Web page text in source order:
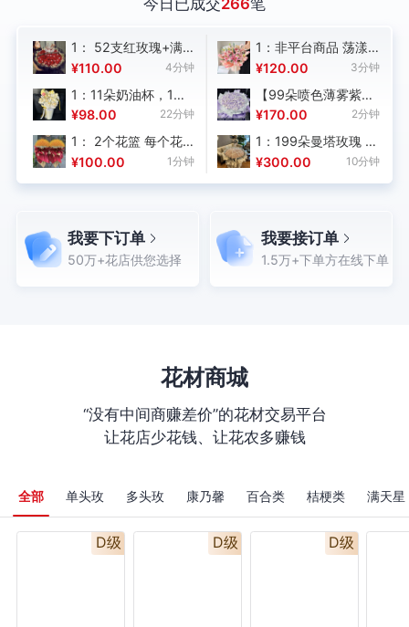
今日已成交266笔
1： 52支红玫瑰+满
天星+灯串花束，如图
花材质量及数
量。 ，购买数量：1
¥110.00 4分钟
1：非平台商品 荡漾
心间【18朵粉色百合
配送上门住院看望生
日鲜花送老婆女朋友
长辈 包装：按图,，购
买数量：1；
¥120.00 3分钟
1：11朵奶油杯，1个
星星人玩偶，8个白色
制作，回图，购买数
量：1；
¥98.00 22分钟
【99朵喷色薄雾紫玫
瑰 白纱蝴蝶结 紫色包
图(1份)】
¥170.00 2分钟
1： 2个花篮 每个花
篮428支大麦+足量满
证质量，避免售
后。 ，购买数量：2
¥100.00 1分钟
1：199朵曼塔玫瑰 一
个氦气球 包装如图 花
时间（节日只保证当
天送到！）请勿匿名
下单 谢谢 本店都是当
¥300.00 10分钟
我要下订单
50万+花店供您选择
我要接订单
1.5万+下单方在线下单
花材商城
“没有中间商赚差价”的花材交易平台
让花店少花钱、让花农多赚钱
全部 单头玫 多头玫 康乃馨 百合类 桔梗类 满天星
D级 D级 D级